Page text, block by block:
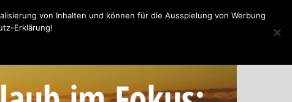
von Inhalten und können für die Ausspielung von Werbung
Erklärung!